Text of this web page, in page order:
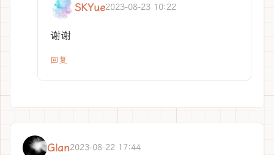
SKYue2023-08-23 10:22
谢谢
回复
Glan2023-08-22 17:44